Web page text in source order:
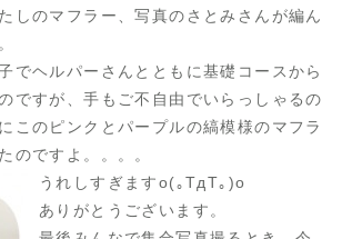
しのマフラー、写真のさとみさんが編ん
でヘルパーさんとともに基礎コースから
ですが、手もご不自由でいらっしゃるの
このピンクとパープルの縞模様のマフラ
のですよ。。。。
うれしすぎますo(｡TдT｡)o
ありがとうございます。